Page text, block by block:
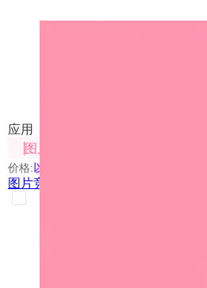
应用
图片处理
价格: 以具体使用的模型为准
图片竞技场